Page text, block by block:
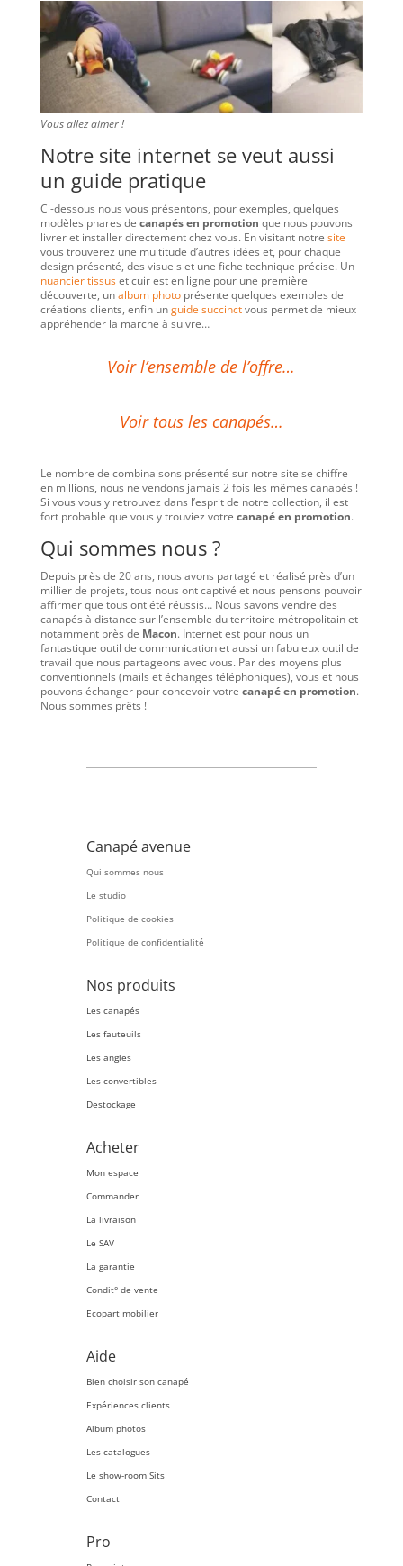
Vous allez aimer !
Notre site internet se veut aussi
un guide pratique
Ci-dessous nous vous présentons, pour exemples, quelques
modèles phares de canapés en promotion que nous pouvons
livrer et installer directement chez vous. En visitant notre site
vous trouverez une multitude d’autres idées et, pour chaque
design présenté, des visuels et une fiche technique précise. Un
nuancier tissuset cuir est en ligne pour une première
découverte, unalbum photoprésente quelques exemples de
créations clients, enfin unguide succinctvous permet de mieux
appréhender la marche à suivre…
Voir l’ensemble de l’offre…
Voir tous les canapés…
Le nombre de combinaisons présenté sur notre site se chiffre
en millions, nous ne vendons jamais 2 fois les mêmes canapés !
Si vous vous y retrouvez dans l’esprit de notre collection, il est
fort probable que vous y trouviez votre canapé en promotion.
Qui sommes nous ?
Depuis près de 20 ans, nous avons partagé et réalisé près d’un
millier de projets, tous nous ont captivé et nous pensons pouvoir
affirmer que tous ont été réussis… Nous savons vendre des
canapés à distance sur l’ensemble du territoire métropolitain et
notamment près de Macon. Internet est pour nous un
fantastique outil de communication et aussi un fabuleux outil de
travail que nous partageons avec vous. Par des moyens plus
conventionnels (mails et échanges téléphoniques), vous et nous
pouvons échanger pour concevoir votre canapé en promotion.
Nous sommes prêts !
Canapé avenue
Qui sommes nous
Le studio
Politique de cookies
Politique de confidentialité
Nos produits
Les canapés
Les fauteuils
Les angles
Les convertibles
Destockage
Acheter
Mon espace
Commander
La livraison
Le SAV
La garantie
Condit° de vente
Ecopart mobilier
Aide
Bien choisir son canapé
Expériences clients
Album photos
Les catalogues
Le show-room Sits
Contact
Pro